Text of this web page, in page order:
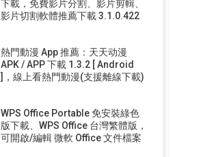
下載，免費影片分割、影片剪輯、
影片切割軟體推薦下載 3.1.0.422
熱門動漫 App 推薦：天天动漫
APK / APP 下載 1.3.2 [ Android
]，線上看熱門動漫(支援離線下載)
WPS Office Portable 免安裝綠色
版下載、WPS Office 台灣繁體版，
可開啟/編輯 微軟 Office 文件檔案